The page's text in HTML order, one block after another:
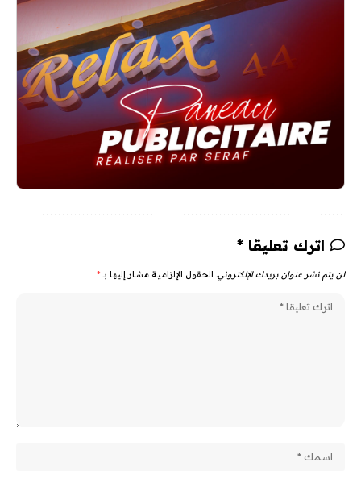
اترك تعليقا *
لن يتم نشر عنوان بريدك الإلكتروني. الحقول الإلزامية مشار إليها بـ *